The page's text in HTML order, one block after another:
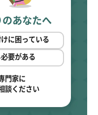
あなたへ
に困っている
要がある
門家に
談ください